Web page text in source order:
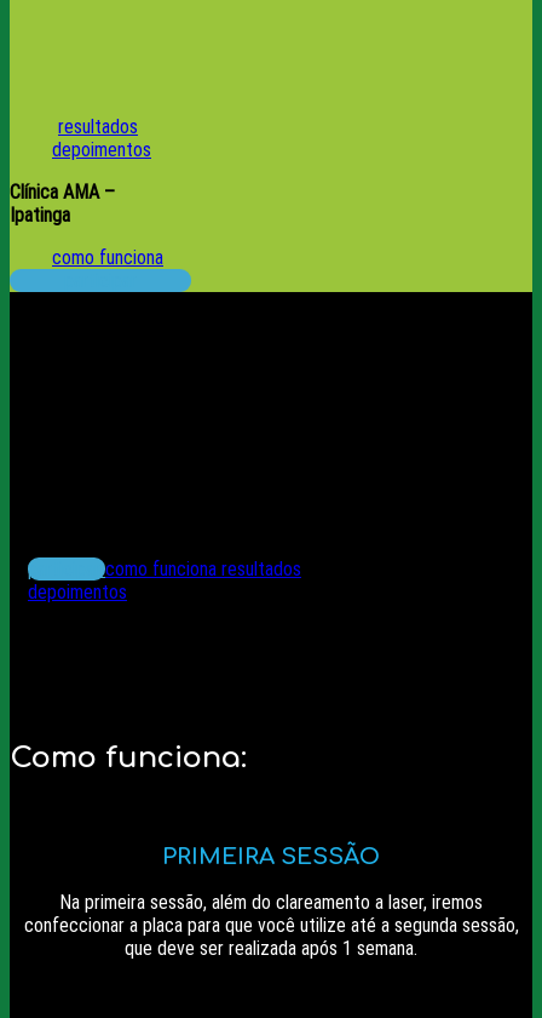
resultados
depoimentos
Clínica AMA –
Ipatinga
como funciona
participar como funciona resultados
depoimentos
Como funciona:
PRIMEIRA SESSÃO
Na primeira sessão, além do clareamento a laser, iremos
confeccionar a placa para que você utilize até a segunda sessão,
que deve ser realizada após 1 semana.